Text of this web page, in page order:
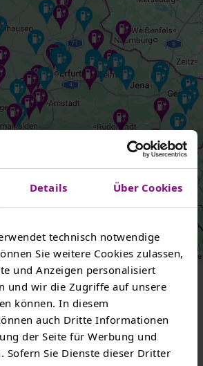
Details Über Cookies
technisch notwendige
Sie weitere Cookies zulassen,
und Anzeigen personalisiert
und wir die Zugriffe auf unsere
können. In diesem
auch Dritte Informationen
der Seite für Werbung und
Sofern Sie Dienste dieser Dritter
-Mitwirkende